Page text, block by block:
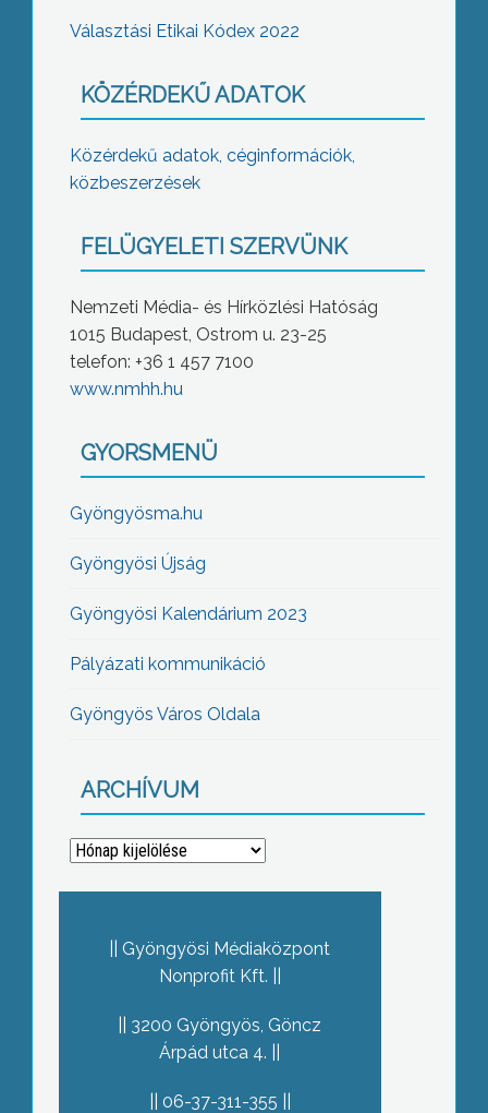
Választási Etikai Kódex 2022
KÖZÉRDEKŰ ADATOK
Közérdekű adatok, céginformációk,
közbeszerzések
FELÜGYELETI SZERVÜNK
Nemzeti Média- és Hírközlési Hatóság
1015 Budapest, Ostrom u. 23-25
telefon: +36 1 457 7100
www.nmhh.hu
GYORSMENÜ
Gyöngyösma.hu
Gyöngyösi Újság
Gyöngyösi Kalendárium 2023
Pályázati kommunikáció
Gyöngyös Város Oldala
ARCHÍVUM
Archívum
Gyöngyösi Médiaközpont
Nonprofit Kft.
3200 Gyöngyös, Göncz
Árpád utca 4.
06-37-311-355